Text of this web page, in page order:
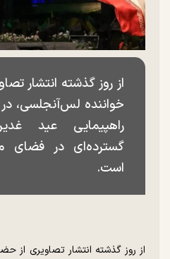
از روز گذشته انتشار
خواننده لس‌آنجلسی،
راهپیمایی عید
گسترده‌ای در فضای
است.
از روز گذشته انتشار تصاویری از